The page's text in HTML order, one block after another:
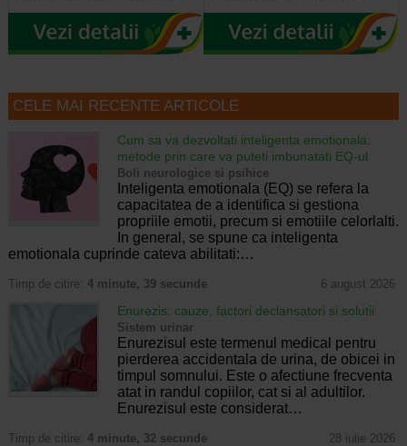
CELE MAI RECENTE ARTICOLE
Cum sa va dezvoltati inteligenta emotionala:
metode prin care va puteti imbunatati EQ-ul
Boli neurologice si psihice
Inteligenta emotionala (EQ) se refera la
capacitatea de a identifica si gestiona
propriile emotii, precum si emotiile celorlalti.
In general, se spune ca inteligenta
emotionala cuprinde cateva abilitati:…
Timp de citire: 4 minute, 39 secunde 6 august 2026
Enurezis: cauze, factori declansatori si solutii
Sistem urinar
Enurezisul este termenul medical pentru
pierderea accidentala de urina, de obicei in
timpul somnului. Este o afectiune frecventa
atat in randul copiilor, cat si al adultilor.
Enurezisul este considerat…
Timp de citire: 4 minute, 32 secunde 28 iulie 2026